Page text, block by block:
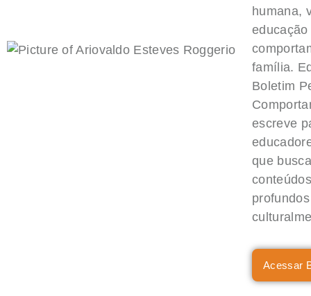
humana,
educação
família.
Boletim
escreve
que
Acessar